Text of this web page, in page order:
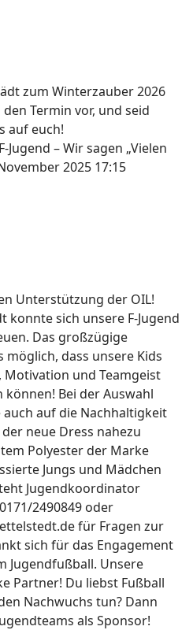
zum Winterzauber 2026
Termin vor, und seid
auf euch!
– Wir sagen „Vielen
2025 17:15
Unterstützung der OIL!
konnte sich unsere F-Jugend
Das großzügige
möglich, dass unsere Kids
Motivation und Teamgeist
Bei der Auswahl
auf die Nachhaltigkeit
neue Dress nahezu
Polyester der Marke
Jungs und Mädchen
Jugendkoordinator
2490849 oder
für Fragen zur
sich für das Engagement
Jugendfußball. Unsere
Partner! Du liebst Fußball
Nachwuchs tun? Dann
als Sponsor!